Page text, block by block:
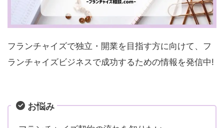
フランチャイズで独立・開業を目指す方に向けて、フ
ランチャイズビジネスで成功するための情報を発信中!
お悩み